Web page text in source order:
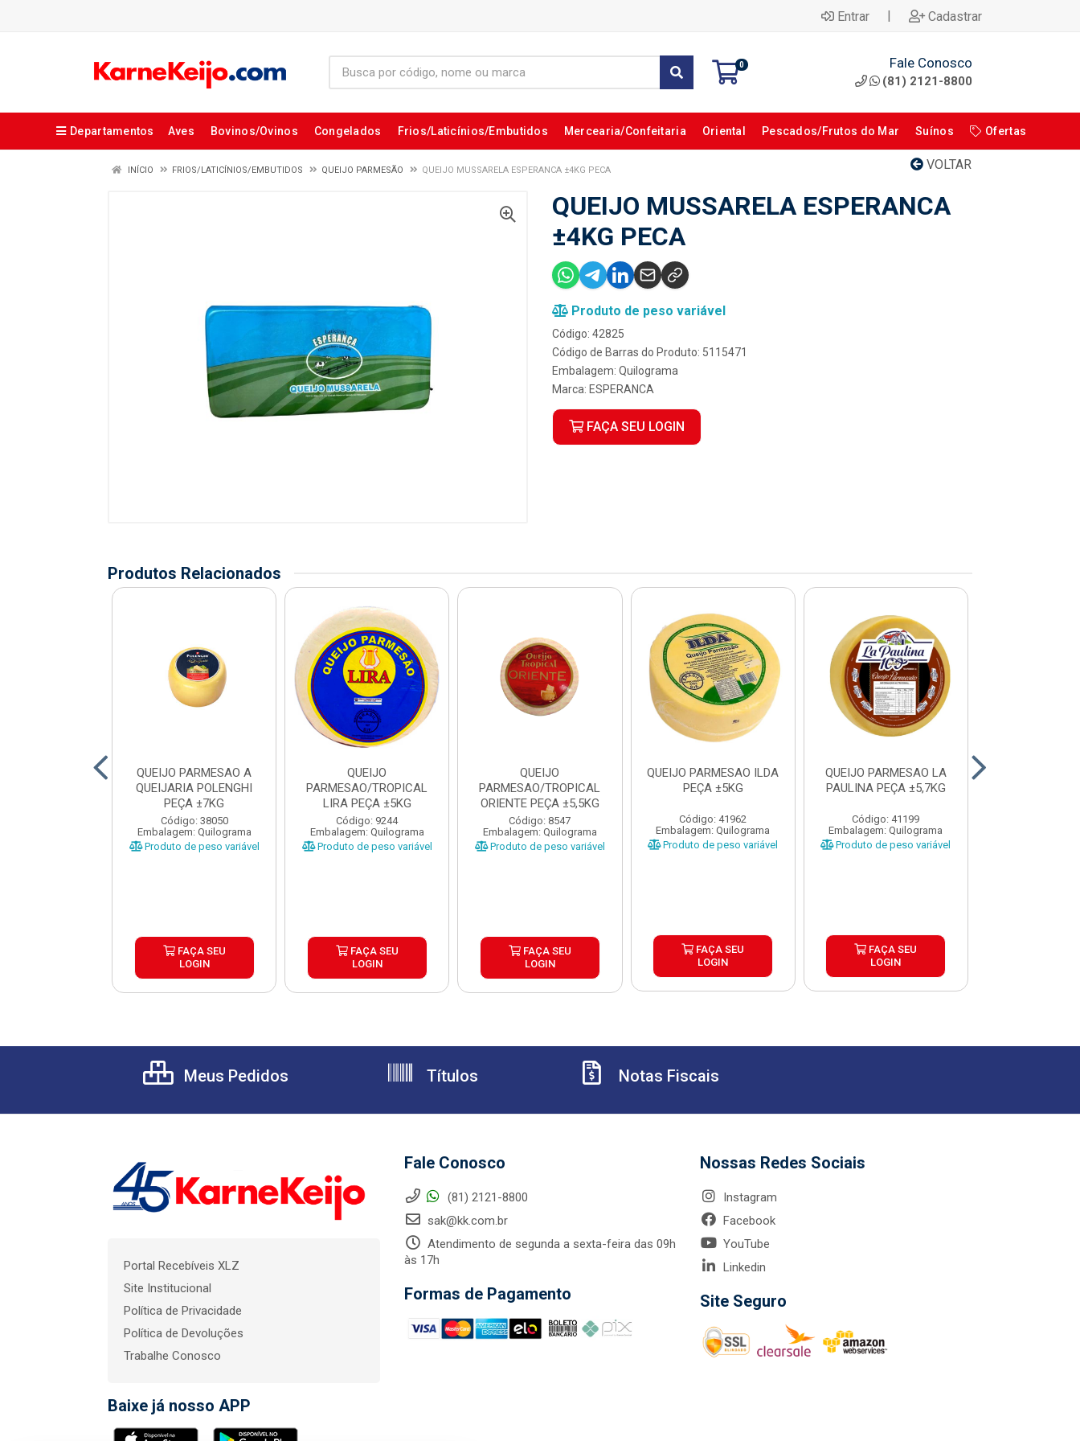
Entrar | Cadastrar
0 Fale Conosco
(81) 2121-8800
Departamentos Aves Bovinos/Ovinos Congelados Frios/Laticínios/Embutidos Mercearia/Confeitaria Oriental Pescados/Frutos do Mar Suínos Ofertas
VOLTAR
INÍCIO FRIOS/LATICÍNIOS/EMBUTIDOS QUEIJO PARMESÃO QUEIJO MUSSARELA ESPERANCA ±4KG PECA
QUEIJO MUSSARELA ESPERANCA
±4KG PECA
Produto de peso variável
Código: 42825
Código de Barras do Produto: 5115471
Embalagem: Quilograma
Marca: ESPERANCA
FAÇA SEU LOGIN
Produtos Relacionados
QUEIJO PARMESAO A
QUEIJARIA POLENGHI
PEÇA ±7KG
Código: 38050
Embalagem: Quilograma
Produto de peso variável
FAÇA SEU
LOGIN
QUEIJO
PARMESAO/TROPICAL
LIRA PEÇA ±5KG
Código: 9244
Embalagem: Quilograma
Produto de peso variável
FAÇA SEU
LOGIN
QUEIJO
PARMESAO/TROPICAL
ORIENTE PEÇA ±5,5KG
Código: 8547
Embalagem: Quilograma
Produto de peso variável
FAÇA SEU
LOGIN
QUEIJO PARMESAO ILDA
PEÇA ±5KG
Código: 41962
Embalagem: Quilograma
Produto de peso variável
FAÇA SEU
LOGIN
QUEIJO PARMESAO LA
PAULINA PEÇA ±5,7KG
Código: 41199
Embalagem: Quilograma
Produto de peso variável
FAÇA SEU
LOGIN
Meus Pedidos Títulos Notas Fiscais
Portal Recebíveis XLZ
Site Institucional
Política de Privacidade
Política de Devoluções
Trabalhe Conosco
Baixe já nosso APP
Fale Conosco
(81) 2121-8800
sak@kk.com.br
Atendimento de segunda a sexta-feira das 09h
às 17h
Formas de Pagamento
Nossas Redes Sociais
Instagram
Facebook
YouTube
Linkedin
Site Seguro